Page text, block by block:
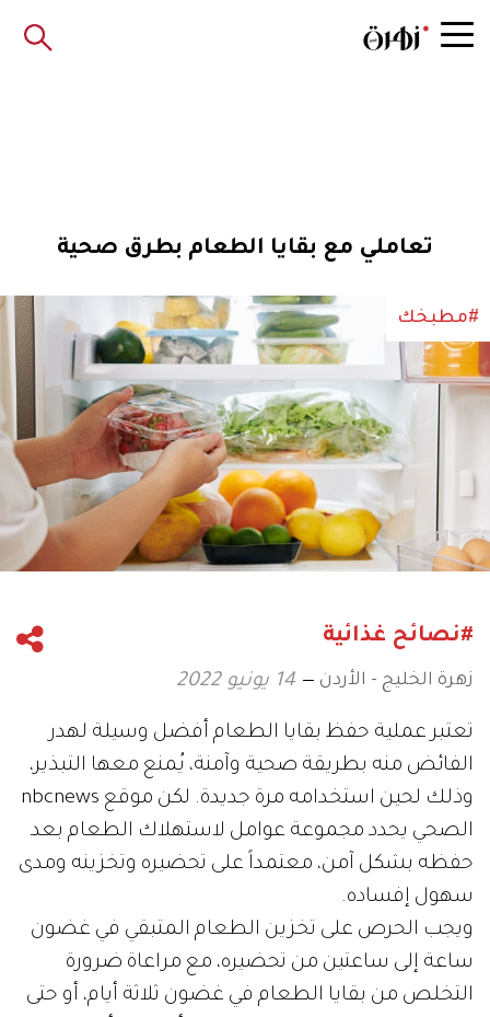
تعاملي مع بقايا الطعام بطرق صحية
#مطبخك
#نصائح غذائية
زهرة الخليج - الأردن 14 يونيو 2022
تعتبر عملية حفظ بقايا الطعام أفضل وسيلة لهدر
الفائض منه بطريقة صحية وآمنة، يُمنع معها التبذير،
وذلك لحين استخدامه مرة جديدة. لكن موقع nbcnews
الصحي يحدد مجموعة عوامل لاستهلاك الطعام بعد
حفظه بشكل آمن، معتمداً على تحضيره وتخزينه ومدى
سهول إفساده.
ويجب الحرص على تخزين الطعام المتبقي في غضون
ساعة إلى ساعتين من تحضيره، مع مراعاة ضرورة
التخلص من بقايا الطعام في غضون ثلاثة أيام، أو حتى